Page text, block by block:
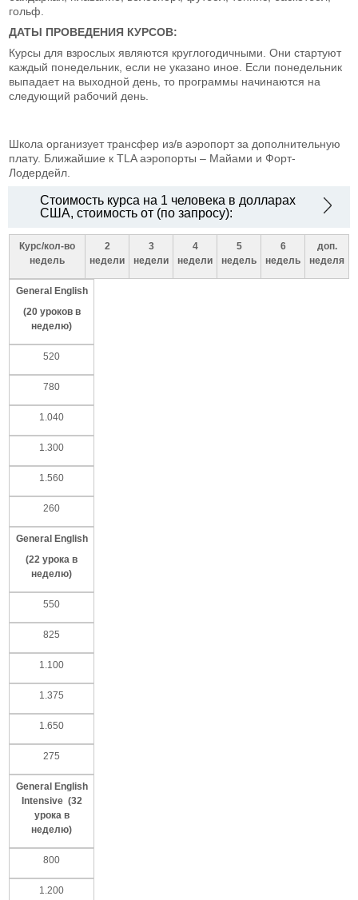
гольф.
ДАТЫ ПРОВЕДЕНИЯ КУРСОВ:
Курсы для взрослых являются круглогодичными. Они стартуют
каждый понедельник, если не указано иное. Если понедельник
выпадает на выходной день, то программы начинаются на
следующий рабочий день.
Школа организует трансфер из/в аэропорт за дополнительную
плату. Ближайшие к TLA аэропорты – Майами и Форт-
Лодердейл.
Стоимость курса на 1 человека в долларах
США, стоимость от (по запросу):
Курс/кол-во
недель
2
недели
3
недели
4
недели
5
недель
6
недель
доп.
неделя
General English
(20 уроков в
неделю)
520
780
1.040
1.300
1.560
260
General English
(22 урока в
неделю)
550
825
1.100
1.375
1.650
275
General English
Intensive (32
урока в
неделю)
800
1.200